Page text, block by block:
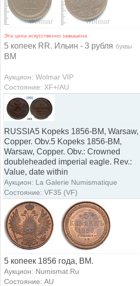
Эта цена искусственно завышена
5 копеек RR. Ильин - 3 рубля буквы
ВМ
Аукцион: Wolmar VIP
Состояние: XF+/AU
RUSSIA5 Kopeks 1856-BM, Warsaw,
Copper. Obv.5 Kopeks 1856-BM,
Warsaw, Copper. Obv.: Crowned
doubleheaded imperial eagle. Rev.:
Value, date within
Аукцион: La Galerie Numismatique
Состояние: VF35 (VF)
5 копеек 1856 года, ВМ.
Аукцион: Numismat.Ru
Состояние: AU